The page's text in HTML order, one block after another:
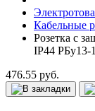
Кабельные
Розетка с
IP44 РБу13-
476.55 руб.